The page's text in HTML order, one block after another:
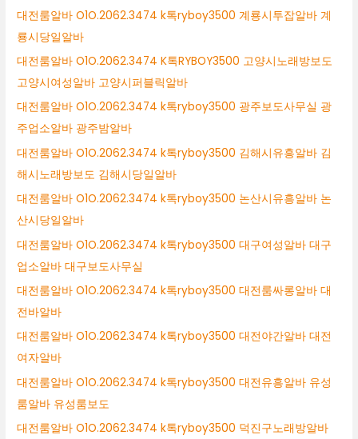
대전룸알바 O1O.2062.3474 k톡ryboy3500 계룡시투잡알바 계
룡시당일알바
대전룸알바 O1O.2062.3474 K톡RYBOY3500 고양시노래방보도
고양시여성알바 고양시퍼블릭알바
대전룸알바 O1O.2062.3474 k톡ryboy3500 광주보도사무실 광
주업소알바 광주밤알바
대전룸알바 O1O.2062.3474 k톡ryboy3500 김해시유흥알바 김
해시노래방보도 김해시당일알바
대전룸알바 O1O.2062.3474 k톡ryboy3500 논산시유흥알바 논
산시당일알바
대전룸알바 O1O.2062.3474 k톡ryboy3500 대구여성알바 대구
업소알바 대구보도사무실
대전룸알바 O1O.2062.3474 k톡ryboy3500 대전룸싸롱알바 대
전바알바
대전룸알바 O1O.2062.3474 k톡ryboy3500 대전야간알바 대전
여자알바
대전룸알바 O1O.2062.3474 k톡ryboy3500 대전유흥알바 유성
룸알바 유성룸보도
대전룸알바 O1O.2062.3474 k톡ryboy3500 덕진구노래방알바